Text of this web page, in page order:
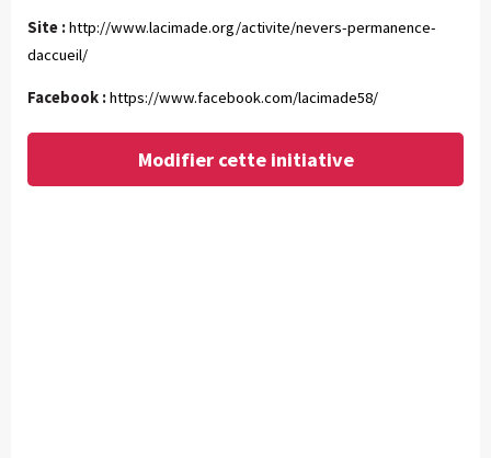
Site :http://www.lacimade.org/activite/nevers-permanence-
daccueil/
Facebook :https://www.facebook.com/lacimade58/
Modifier cette initiative